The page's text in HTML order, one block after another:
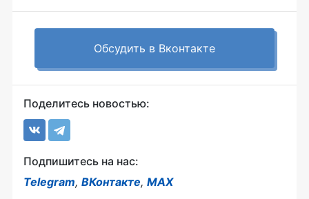
Обсудить в Вконтакте
Поделитесь новостью:
Подпишитесь на нас:
Telegram, ВКонтакте, MAX